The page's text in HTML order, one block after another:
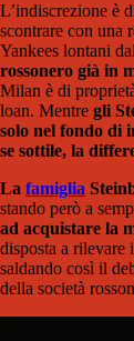
L’indiscrezione è
scontrare con una
Yankees lontani
rossonero già in
Milan è di
loan. Mentre gli
solo nel fondo di
se sottile, la
La famiglia
stando però a
ad acquistare la
disposta a rilevare
saldando così il
della società